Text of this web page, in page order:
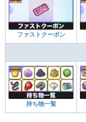
ファストクーポン
持ち物一覧